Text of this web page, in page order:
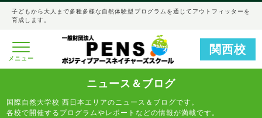
子どもから大人まで多種多様な自然体験型プログラムを通じてアウトフィッターを
育成します。
メニュー
関西校
ニュース＆ブログ
国際自然大学校 西日本エリアのニュース＆ブログです。
各校で開催するプログラムやレポートなどの情報が満載です。